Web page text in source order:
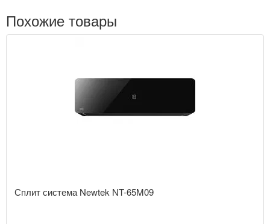
Похожие товары
Сплит система Newtek NT-65M09